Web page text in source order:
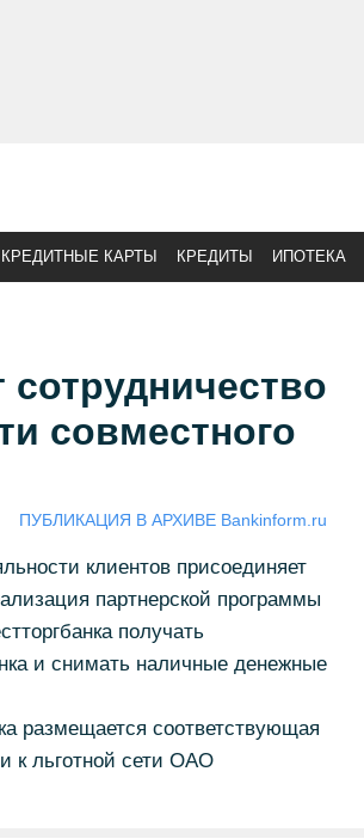
КРЕДИТНЫЕ КАРТЫ КРЕДИТЫ ИПОТЕКА
сотрудничество
совместного
ПУБЛИКАЦИЯ В АРХИВЕ Bankinform.ru
клиентов присоединяет
партнерской программы
получать
и снимать наличные денежные
размещается соответствующая
к льготной сети ОАО